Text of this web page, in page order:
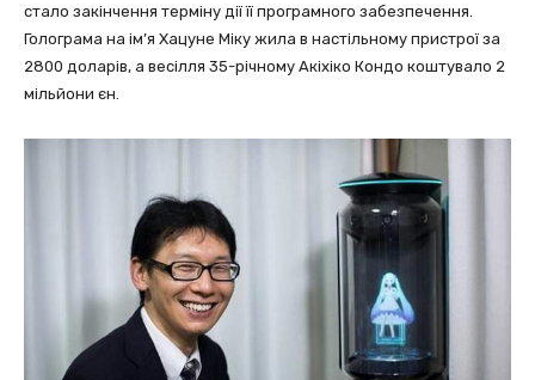
стало закінчення терміну дії її програмного забезпечення.
Голограма на ім’я Хацуне Міку жила в настільному пристрої за
2800 доларів, а весілля 35-річному Акіхіко Кондо коштувало 2
мільйони єн.